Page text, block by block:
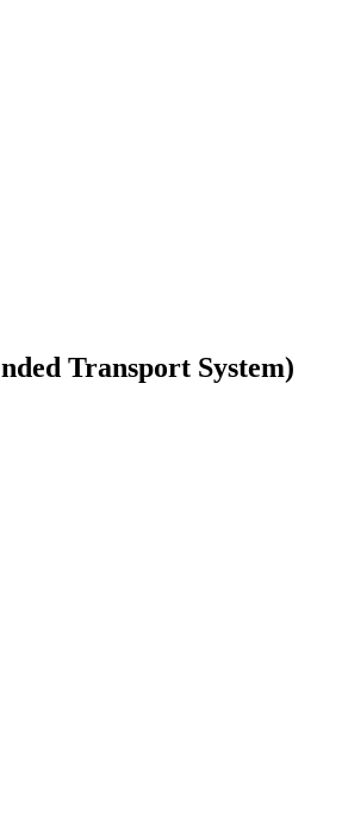
Transport System)